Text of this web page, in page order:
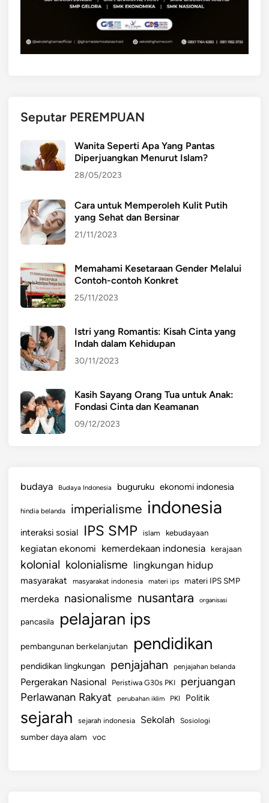
Seputar PEREMPUAN
Wanita Seperti Apa Yang Pantas
Diperjuangkan Menurut Islam?
28/05/2023
Cara untuk Memperoleh Kulit Putih
yang Sehat dan Bersinar
21/11/2023
Memahami Kesetaraan Gender Melalui
Contoh-contoh Konkret
25/11/2023
Istri yang Romantis: Kisah Cinta yang
Indah dalam Kehidupan
30/11/2023
Kasih Sayang Orang Tua untuk Anak:
Fondasi Cinta dan Keamanan
09/12/2023
budaya Budaya Indonesia buguruku ekonomi indonesia
hindia belanda imperialisme indonesia
interaksi sosial IPS SMP islam kebudayaan
kegiatan ekonomi kemerdekaan indonesia kerajaan
kolonial kolonialisme lingkungan hidup
masyarakat masyarakat indonesia materi ips materi IPS SMP
merdeka nasionalisme nusantara organisasi
pancasila pelajaran ips
pembangunan berkelanjutan pendidikan
pendidikan lingkungan penjajahan penjajahan belanda
Pergerakan Nasional Peristiwa G30s PKI perjuangan
Perlawanan Rakyat perubahan iklim PKI Politik
sejarah sejarah indonesia Sekolah Sosiologi
sumber daya alam voc